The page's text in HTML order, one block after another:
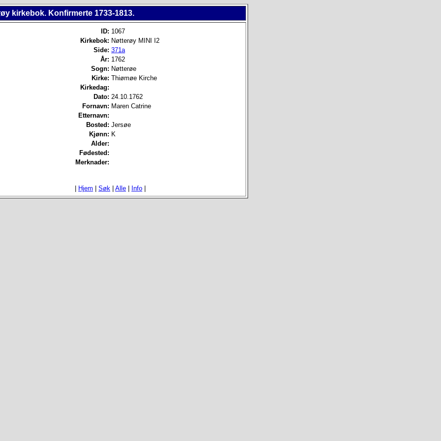
kirkebok. Konfirmerte 1733-1813.
ID: 1067
Kirkebok: Nøtterøy MINI I2
Side: 371a
År: 1762
Sogn: Nøtterøe
Kirke: Thiømøe Kirche
Kirkedag:
Dato: 24.10.1762
Fornavn: Maren Catrine
Etternavn:
Bosted: Jersøe
Kjønn: K
Alder:
Fødested:
Merknader:
Hjem Søk Alle Info